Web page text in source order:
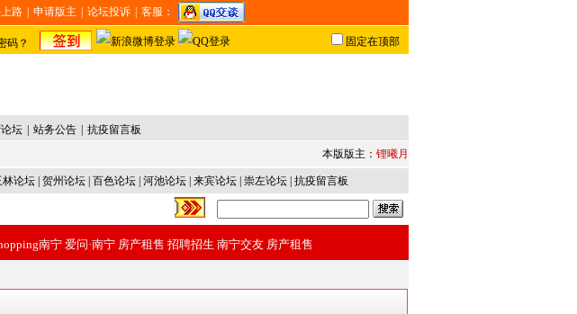
路 申请版主 论坛投诉 客服：
码？ 固定在顶部
坛 站务公告
抗疫留言板
本版版主： 锂曦月
林论坛 贺州论坛 百色论坛 河池论坛 来宾论坛 崇左论坛 抗疫留言板
南宁 爱问·南宁 房产租售 招聘招生 南宁交友 房产租售